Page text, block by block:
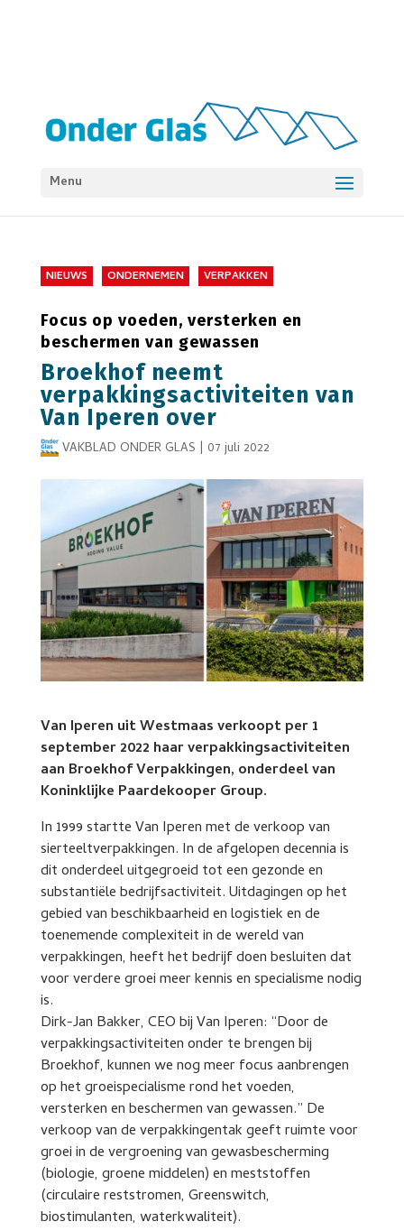
Menu
NIEUWS ONDERNEMEN VERPAKKEN
Focus op voeden, versterken en
beschermen van gewassen
Broekhof neemt
verpakkingsactiviteiten van
Van Iperen over
VAKBLAD ONDER GLAS | 07 juli 2022
Van Iperen uit Westmaas verkoopt per 1
september 2022 haar verpakkingsactiviteiten
aan Broekhof Verpakkingen, onderdeel van
Koninklijke Paardekooper Group.
In 1999 startte Van Iperen met de verkoop van
sierteeltverpakkingen. In de afgelopen decennia is
dit onderdeel uitgegroeid tot een gezonde en
substantiële bedrijfsactiviteit. Uitdagingen op het
gebied van beschikbaarheid en logistiek en de
toenemende complexiteit in de wereld van
verpakkingen, heeft het bedrijf doen besluiten dat
voor verdere groei meer kennis en specialisme nodig
is.
Dirk-Jan Bakker, CEO bij Van Iperen: “Door de
verpakkingsactiviteiten onder te brengen bij
Broekhof, kunnen we nog meer focus aanbrengen
op het groeispecialisme rond het voeden,
versterken en beschermen van gewassen.” De
verkoop van de verpakkingentak geeft ruimte voor
groei in de vergroening van gewasbescherming
(biologie, groene middelen) en meststoffen
(circulaire reststromen, Greenswitch,
biostimulanten, waterkwaliteit).